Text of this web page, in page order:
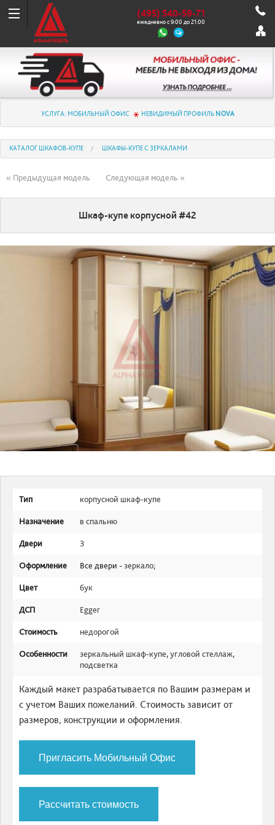
(495) 540-59-71
ежедневно с 9:00 до 21:00
УСЛУГА: МОБИЛЬНЫЙ ОФИС НЕВИДИМЫЙ ПРОФИЛЬ NOVA
КАТАЛОГ ШКАФОВ-КУПЕ ШКАФЫ-КУПЕ С ЗЕРКАЛАМИ
« Предыдущая модель Следующая модель »
Шкаф-купе корпусной #42
Тип корпусной шкаф-купе
Назначение в спальню
Двери 3
Оформление Все двери -зеркало;
Цвет бук
ДСП Egger
Стоимость недорогой
Особенности зеркальный шкаф-купе,угловой стеллаж,
подсветка
Каждый макет разрабатывается по Вашим размерам и
с учетом Ваших пожеланий. Стоимость зависит от
размеров, конструкции и оформления.
Пригласить Мобильный Офис
Рассчитать стоимость